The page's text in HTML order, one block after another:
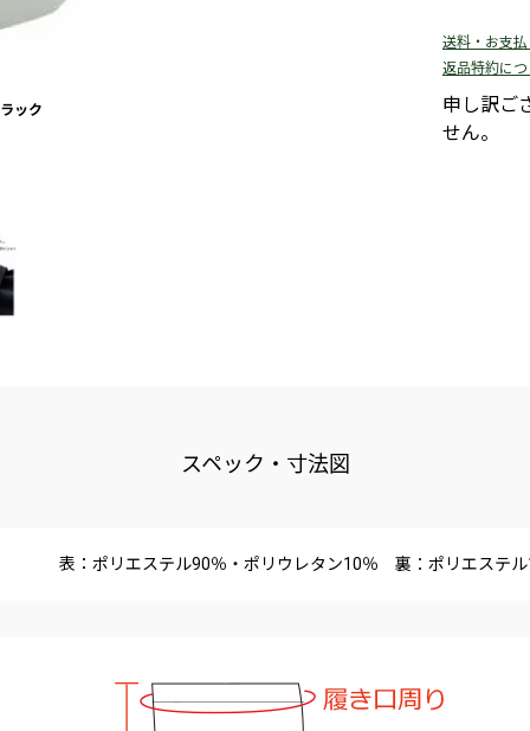
ック
送料・お支
返品特約に
申し訳ご
せん。
スペック・寸法図
表：ポリエステル90％・ポリウレタン10％ 裏：ポリエステ